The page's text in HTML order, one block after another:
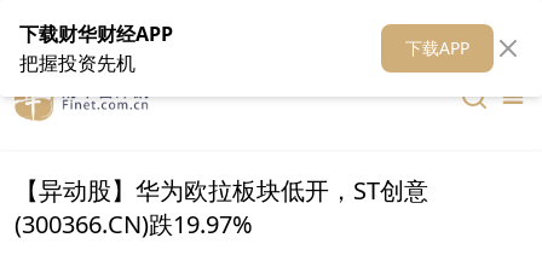
在线客服 关于我们 财华媒体矩阵 财华智库
【异动股】华为欧拉板块低开，ST创意
(300366.CN)跌19.97%
下载财华财经APP
把握投资先机
下载APP